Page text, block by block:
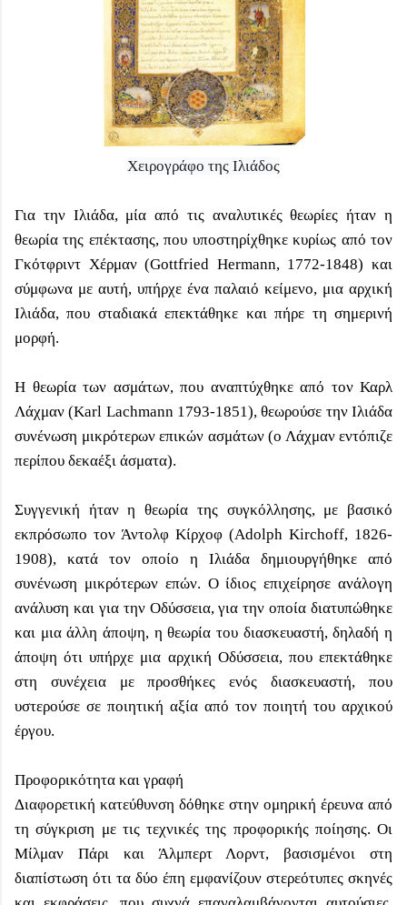
Χειρογράφο της Ιλιάδος
Για την Ιλιάδα, μία από τις αναλυτικές θεωρίες ήταν η
θεωρία της επέκτασης, που υποστηρίχθηκε κυρίως από τον
Γκότφριντ Χέρμαν (Gottfried Hermann, 1772-1848) και
σύμφωνα με αυτή, υπήρχε ένα παλαιό κείμενο, μια αρχική
Ιλιάδα, που σταδιακά επεκτάθηκε και πήρε τη σημερινή
μορφή.
Η θεωρία των ασμάτων, που αναπτύχθηκε από τον Καρλ
Λάχμαν (Karl Lachmann 1793-1851), θεωρούσε την Ιλιάδα
συνένωση μικρότερων επικών ασμάτων (ο Λάχμαν εντόπιζε
περίπου δεκαέξι άσματα).
Συγγενική ήταν η θεωρία της συγκόλλησης, με βασικό
εκπρόσωπο τον Άντολφ Κίρχοφ (Adolph Kirchoff, 1826-
1908), κατά τον οποίο η Ιλιάδα δημιουργήθηκε από
συνένωση μικρότερων επών. Ο ίδιος επιχείρησε ανάλογη
ανάλυση και για την Οδύσσεια, για την οποία διατυπώθηκε
και μια άλλη άποψη, η θεωρία του διασκευαστή, δηλαδή η
άποψη ότι υπήρχε μια αρχική Οδύσσεια, που επεκτάθηκε
στη συνέχεια με προσθήκες ενός διασκευαστή, που
υστερούσε σε ποιητική αξία από τον ποιητή του αρχικού
έργου.
Προφορικότητα και γραφή
Διαφορετική κατεύθυνση δόθηκε στην ομηρική έρευνα από
τη σύγκριση με τις τεχνικές της προφορικής ποίησης. Οι
Μίλμαν Πάρι και Άλμπερτ Λορντ, βασισμένοι στη
διαπίστωση ότι τα δύο έπη εμφανίζουν στερεότυπες σκηνές